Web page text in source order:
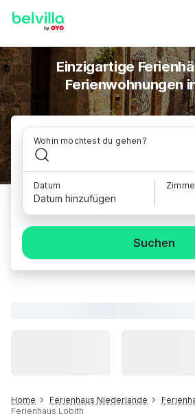
Einzigartige
Ferienwohnungen
Wohin möchtest du gehen?
Datum
Datum hinzufügen
Suchen
Home Ferienhaus Niederlande
Ferienhaus Lobith